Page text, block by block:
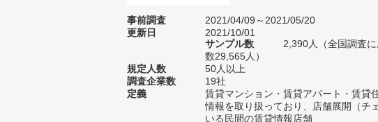
事前調査
2021/04/09～2021/05/20
更新日
2021/10/01
サンプル数
2,390人（全国調査
数29,565人）
規定人数
50人以上
調査企業数
19社
定義
賃貸マンション・賃貸アパート・賃貸
情報を取り扱っており、店舗展開（チ
いる民間の賃貸情報店舗